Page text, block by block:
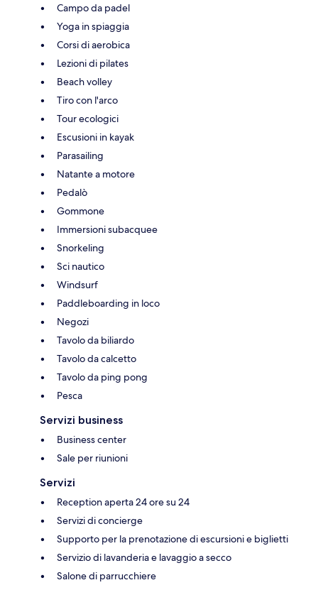
Campo da padel
Yoga in spiaggia
Corsi di aerobica
Lezioni di pilates
Beach volley
Tiro con l'arco
Tour ecologici
Escusioni in kayak
Parasailing
Natante a motore
Pedalò
Gommone
Immersioni subacquee
Snorkeling
Sci nautico
Windsurf
Paddleboarding in loco
Negozi
Tavolo da biliardo
Tavolo da calcetto
Tavolo da ping pong
Pesca
Servizi business
Business center
Sale per riunioni
Servizi
Reception aperta 24 ore su 24
Servizi di concierge
Supporto per la prenotazione di escursioni e biglietti
Servizio di lavanderia e lavaggio a secco
Salone di parrucchiere